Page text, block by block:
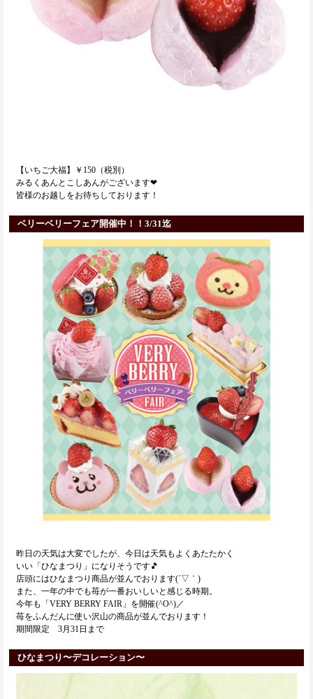
【いちご大福】￥150（税別）
みるくあんとこしあんがございます❤
皆様のお越しをお待ちしております！
ベリーベリーフェア開催中！！3/31迄
昨日の天気は大変でしたが、今日は天気もよくあたたかく
いい「ひなまつり」になりそうです🎵
店頭にはひなまつり商品が並んでおります(´▽｀)
また、一年の中でも苺が一番おいしいと感じる時期。
今年も「VERY BERRY FAIR」を開催(^O^)／
苺をふんだんに使い沢山の商品が並んでおります！
期間限定 3月31日まで
ひなまつり〜デコレーション〜